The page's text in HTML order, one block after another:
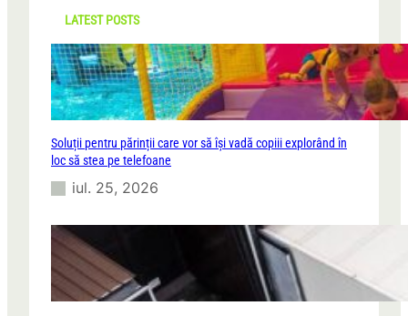
LATEST POSTS
Soluții pentru părinții care vor să își vadă copiii explorând în
loc să stea pe telefoane
iul. 25, 2026